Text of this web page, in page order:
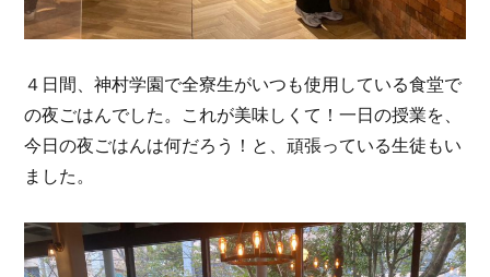
４日間、神村学園で全寮生がいつも使用している食堂で
の夜ごはんでした。これが美味しくて！一日の授業を、
今日の夜ごはんは何だろう！と、頑張っている生徒もい
ました。